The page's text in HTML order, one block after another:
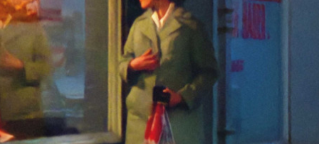
ÉVÉNEMENTS
SCOLAIRES
PRATIQUE
RÉSERVATION
PROGRAMME